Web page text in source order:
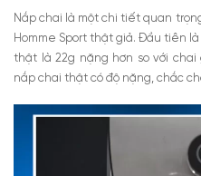
Nắp chai là một chi tiết quan
Homme Sport thật giả. Đầu tiên là
thật là 22g nặng hơn so với chai
nắp chai thật có độ nặng, chắc